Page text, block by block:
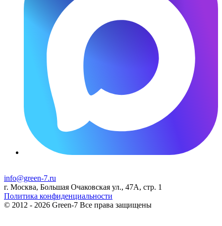
info@green-7.ru
г. Москва, Большая Очаковская ул., 47А, стр. 1
Политика конфиденциальности
© 2012 - 2026 Green-7 Все права защищены